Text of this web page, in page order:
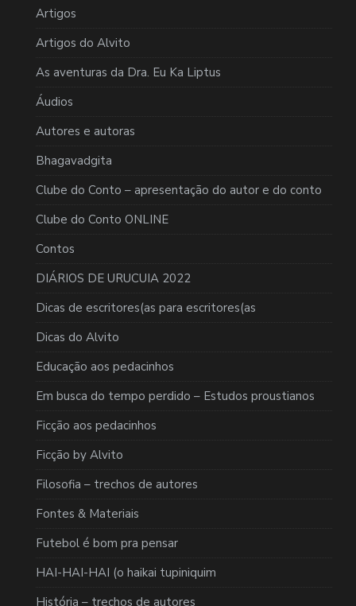
Artigos
Artigos do Alvito
As aventuras da Dra. Eu Ka Liptus
Áudios
Autores e autoras
Bhagavadgita
Clube do Conto – apresentação do autor e do conto
Clube do Conto ONLINE
Contos
DIÁRIOS DE URUCUIA 2022
Dicas de escritores(as para escritores(as
Dicas do Alvito
Educação aos pedacinhos
Em busca do tempo perdido – Estudos proustianos
Ficção aos pedacinhos
Ficção by Alvito
Filosofia – trechos de autores
Fontes & Materiais
Futebol é bom pra pensar
HAI-HAI-HAI (o haikai tupiniquim
História – trechos de autores